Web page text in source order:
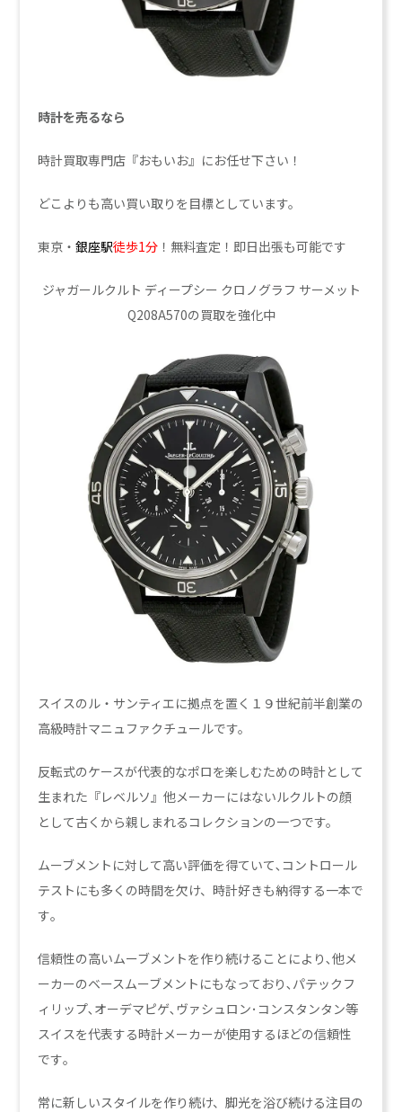
時計を売るなら
時計買取専門店『おもいお』にお任せ下さい！
どこよりも高い買い取りを目標としています。
東京・銀座駅徒歩1分 ！無料査定！即日出張も可能です
ジャガールクルト ディープシー クロノグラフ サーメット
Q208A570の買取を強化中
スイスのル・サンティエに拠点を置く１９世紀前半創業の
高級時計マニュファクチュールです。
反転式のケースが代表的なポロを楽しむための時計として
生まれた『レベルソ』他メーカーにはないルクルトの顔
として古くから親しまれるコレクションの一つです。
ムーブメントに対して高い評価を得ていて､コントロール
テストにも多くの時間を欠け、時計好きも納得する一本で
す｡
信頼性の高いムーブメントを作り続けることにより､他メ
ーカーのベースムーブメントにもなっており､パテックフ
ィリップ､オーデマピゲ､ヴァシュロン･コンスタンタン等
スイスを代表する時計メーカーが使用するほどの信頼性
です｡
常に新しいスタイルを作り続け、脚光を浴び続ける注目の